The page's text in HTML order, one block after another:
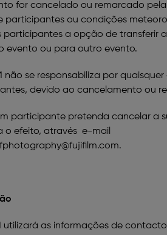
for cancelado ou remarcado
participantes ou condições
participantes a opção de transferir
evento ou para outro evento.
não se responsabiliza por
devido ao cancelamento ou
participante pretenda cancelar a
o efeito, através e-mail
.
utilizará as informações de